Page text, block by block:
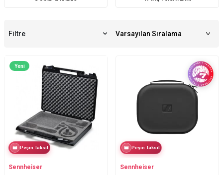
Filtre
Yeni
Peşin Taksit
Sennheiser
Peşin Taksit
Sennheiser